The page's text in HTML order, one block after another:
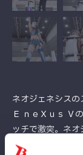
ネオジェネシス
Ｅ ｎｅＸｕｓ Ｖ
ッチで激突。ネ
ターダム王者チ